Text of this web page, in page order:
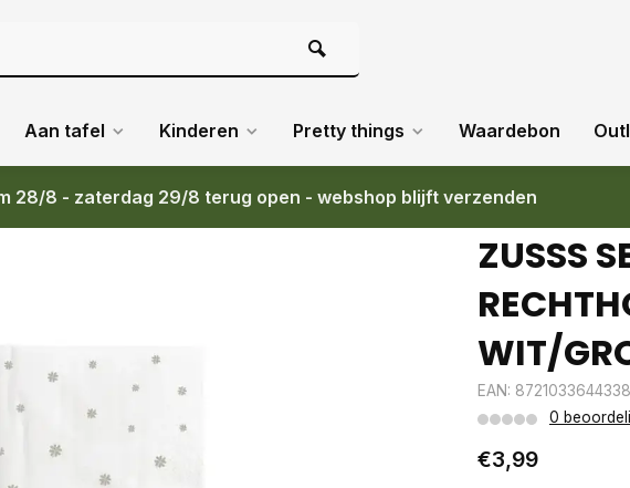
Aan tafel Kinderen Pretty things Waardebon
28/8 - zaterdag 29/8 terug open - webshop blijft verzenden
WIT/GROEN
ZUSSS
WIT/
EAN: 8721033644338
0
€3,99